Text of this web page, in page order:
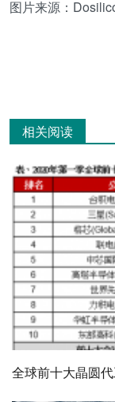
图片来源：
相关阅读
全球前十大晶圆